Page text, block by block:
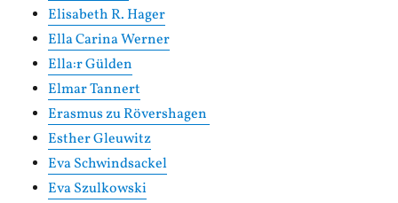
Elisabeth R. Hager
Ella Carina Werner
Ella:r Gülden
Elmar Tannert
Erasmus zu Rövershagen
Esther Gleuwitz
Eva Schwindsackel
Eva Szulkowski